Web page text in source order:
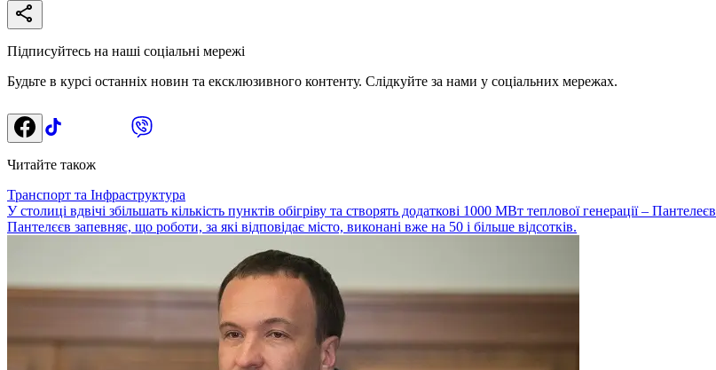
Підписуйтесь на наші соціальні мережі
Будьте в курсі останніх новин та ексклюзивного контенту. Слідкуйте за нами у соціальних мережах.
Читайте також
Транспорт та Інфраструктура
У столиці вдвічі збільшать кількість пунктів обігріву та створять додаткові 1000 МВт теплової генерації – Пантелеєв
Пантелєєв запевняє, що роботи, за які відповідає місто, виконані вже на 50 і більше відсотків.